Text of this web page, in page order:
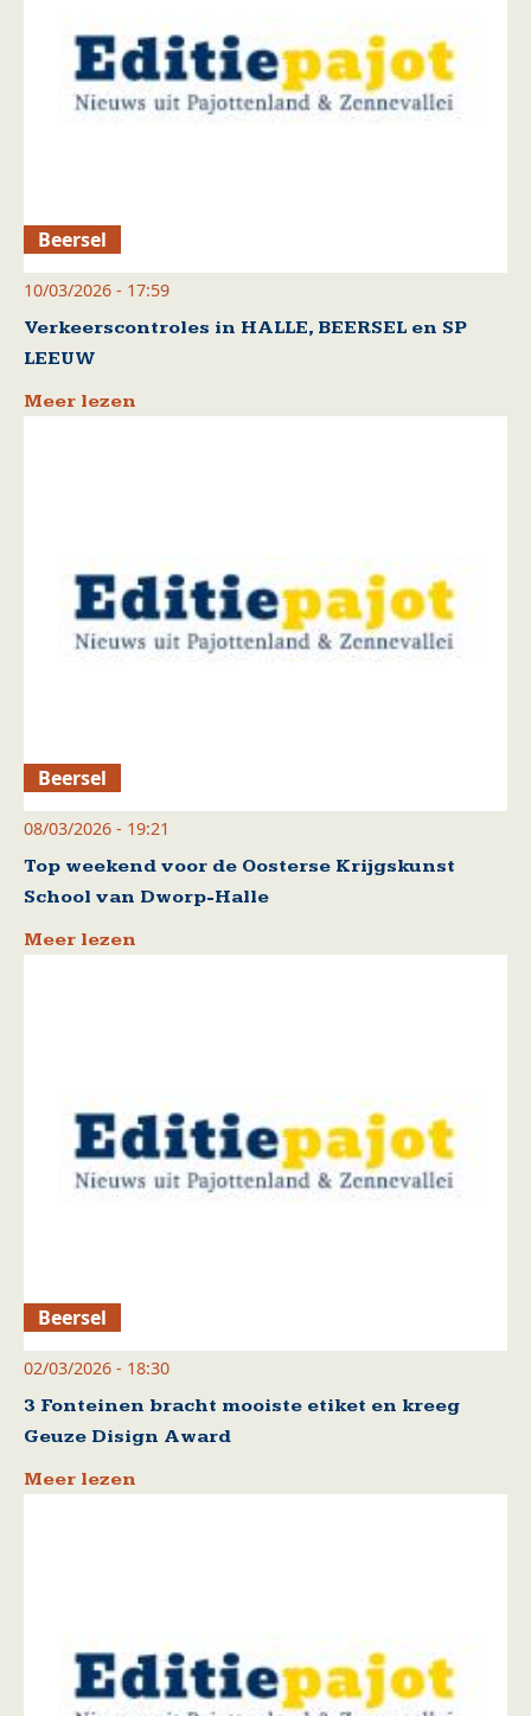
Beersel
10/03/2026 - 17:59
Verkeerscontroles in HALLE, BEERSEL en SP
LEEUW
Meer lezen
Beersel
08/03/2026 - 19:21
Top weekend voor de Oosterse Krijgskunst
School van Dworp-Halle
Meer lezen
Beersel
02/03/2026 - 18:30
3 Fonteinen bracht mooiste etiket en kreeg
Geuze Disign Award
Meer lezen